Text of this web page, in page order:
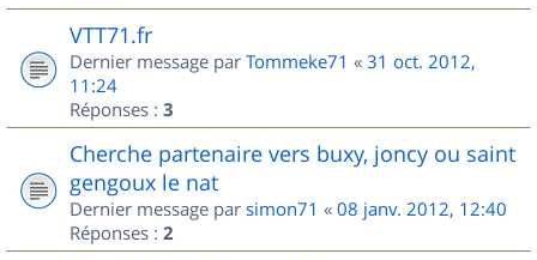
VTT71.fr
Dernier message par Tommeke71 « 31 oct. 2012,
11:24
Réponses : 3
Cherche partenaire vers buxy, joncy ou saint
gengoux le nat
Dernier message par simon71 « 08 janv. 2012, 12:40
Réponses : 2